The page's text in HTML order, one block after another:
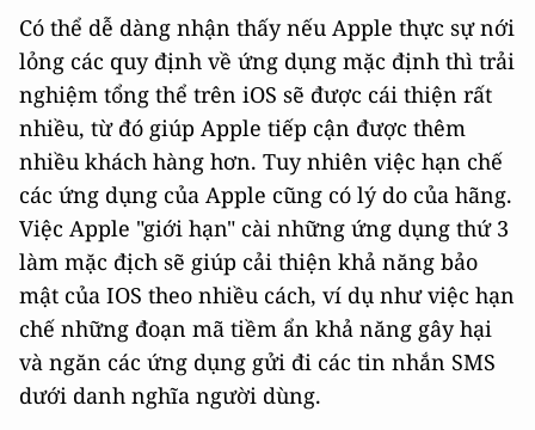
Có thể dễ dàng nhận thấy nếu Apple thực sự nới
lỏng các quy định về ứng dụng mặc định thì trải
nghiệm tổng thể trên iOS sẽ được cái thiện rất
nhiều, từ đó giúp Apple tiếp cận được thêm
nhiều khách hàng hơn. Tuy nhiên việc hạn chế
các ứng dụng của Apple cũng có lý do của hãng.
Việc Apple "giới hạn" cài những ứng dụng thứ 3
làm mặc địch sẽ giúp cải thiện khả năng bảo
mật của IOS theo nhiều cách, ví dụ như việc hạn
chế những đoạn mã tiềm ẩn khả năng gây hại
và ngăn các ứng dụng gửi đi các tin nhắn SMS
dưới danh nghĩa người dùng.